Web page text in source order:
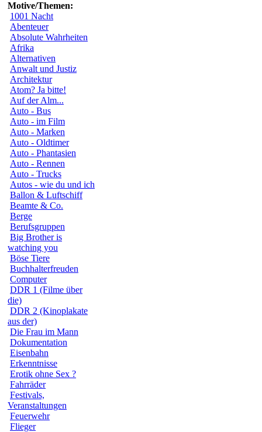
Motive/Themen:
1001 Nacht
Abenteuer
Absolute Wahrheiten
Afrika
Alternativen
Anwalt und Justiz
Architektur
Atom? Ja bitte!
Auf der Alm...
Auto - Bus
Auto - im Film
Auto - Marken
Auto - Oldtimer
Auto - Phantasien
Auto - Rennen
Auto - Trucks
Autos - wie du und ich
Ballon & Luftschiff
Beamte & Co.
Berge
Berufsgruppen
Big Brother is
watching you
Böse Tiere
Buchhalterfreuden
Computer
DDR 1 (Filme über
die)
DDR 2 (Kinoplakate
aus der)
Die Frau im Mann
Dokumentation
Eisenbahn
Erkenntnisse
Erotik ohne Sex ?
Fahrräder
Festivals,
Veranstaltungen
Feuerwehr
Flieger